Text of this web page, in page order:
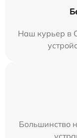
Наш курьер в
Большинство